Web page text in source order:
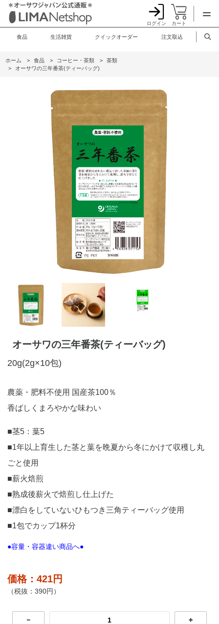
ログイン カート
食品 生活雑貨 クイックオーダー 注文取込
ホーム > 食品 > コーヒー・茶類 >
茶類
>
オーサワの三年番茶(ティーバッグ)
オーサワの三年番茶(ティーバッグ)
20g(2g×10包)
農薬・肥料不使用 国産茶100％
香ばしくまろやかな味わい
■茎5：葉5
■1年以上育生した茎と葉を晩夏から冬にかけて収穫し丸
ごと使用
■薪火焙煎
■熟成後薪火で焙煎し仕上げた
■漂白をしていないひもつき三角ティーバッグ使用
■1包でカップ1杯分
●容量・容器違い商品へ●
価格：421円
（税抜：390円）
－ ＋